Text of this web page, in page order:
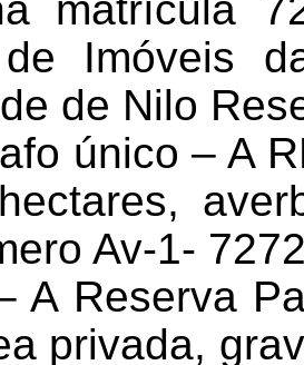
Imóveis
de Nilo
único – A
Av-1-
A Reserva
privada,